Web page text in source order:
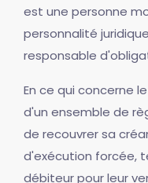
est une personne
personnalité
responsable
En ce qui concerne
d'un ensemble de
de recouvrer sa
d'exécution forcée,
débiteur pour leur